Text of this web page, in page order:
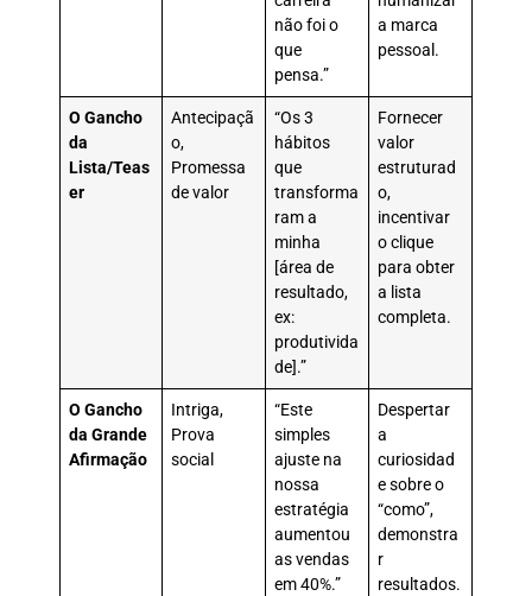
não foi o
que
pensa.”
a marca
pessoal.
O Gancho
da
Lista/Teas
er
Antecipaçã
o,
Promessa
de valor
“Os 3
hábitos
que
transforma
ram a
minha
[área de
resultado,
ex:
produtivida
de].”
Fornecer
valor
estruturad
o,
incentivar
o clique
para obter
a lista
completa.
O Gancho
da Grande
Afirmação
Intriga,
Prova
social
“Este
simples
ajuste na
nossa
estratégia
aumentou
as vendas
em 40%.”
Despertar
a
curiosidad
e sobre o
“como”,
demonstra
r
resultados.